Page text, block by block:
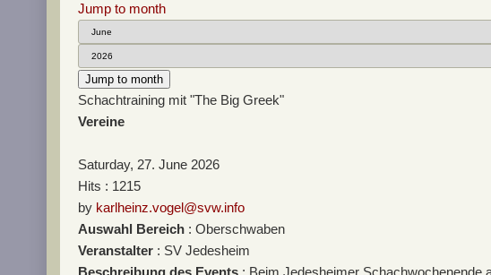
Jump to month
Jump to month
Schachtraining mit "The Big Greek"
Vereine
Saturday, 27. June 2026
Hits : 1215
by karlheinz.vogel@svw.info
Auswahl Bereich : Oberschwaben
Veranstalter : SV Jedesheim